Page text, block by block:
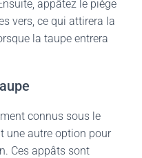
appâtez le piège
vers, ce qui attirera la
la taupe entrera
connus sous le
une autre option pour
Ces appâts sont